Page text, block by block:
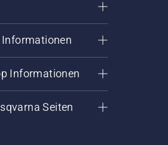
Informationen
Informationen
Seiten